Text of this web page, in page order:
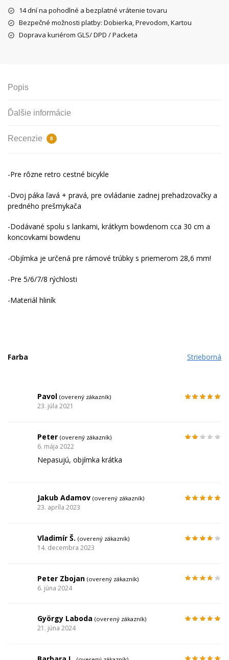
14 dní na pohodlné a bezplatné vrátenie tovaru
Bezpečné možnosti platby: Dobierka, Prevodom, Kartou
Doprava kuriérom GLS/ DPD / Packeta
Popis
Ďalšie informácie
Recenzie 8
-Pre rôzne retro cestné bicykle
-Dvoj páka ľavá + pravá, pre ovládanie zadnej prehadzovačky a
predného prešmykača
-Dodávané spolu s lankami, krátkym bowdenom cca 30 cm a
koncovkami bowdenu
-Objímka je určená pre rámové trúbky s priemerom 28,6 mm!
-Pre 5/6/7/8 rýchlosti
-Materiál hliník
Farba Strieborná
Pavol (overený zákazník)
23. júla 2021
Peter (overený zákazník)
6. mája 2022
Nepasujú, objímka krátka
Jakub Adamov (overený zákazník)
23. apríla 2023
Vladimír Š. (overený zákazník)
14. decembra 2023
Peter Zbojan (overený zákazník)
6. júna 2024
György Laboda (overený zákazník)
21. júna 2024